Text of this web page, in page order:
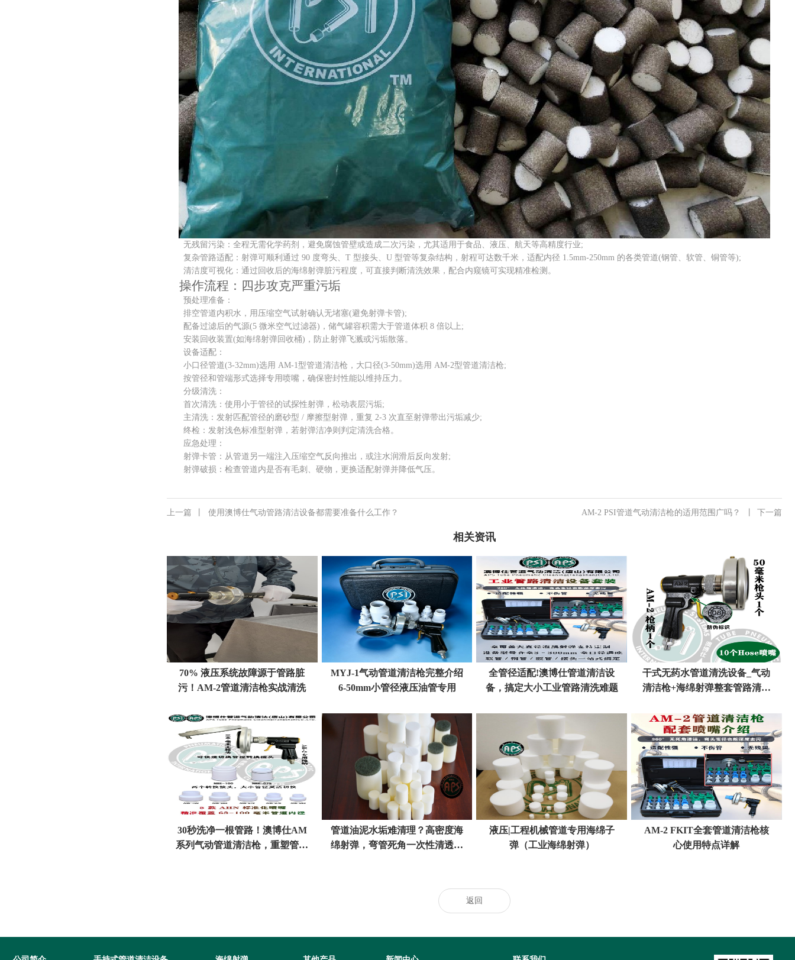
无残留污染：全程无需化学药剂，避免腐蚀管壁或造成二次污染，尤其适用于食品、液压、航天等高精度行业;
复杂管路适配：射弹可顺利通过 90 度弯头、T 型接头、U 型管等复杂结构，射程可达数千米，适配内径 1.5mm-250mm 的各类管道(钢管、软管、铜管等);
清洁度可视化：通过回收后的海绵射弹脏污程度，可直接判断清洗效果，配合内窥镜可实现精准检测。
操作流程：四步攻克严重污垢
预处理准备：
排空管道内积水，用压缩空气试射确认无堵塞(避免射弹卡管);
配备过滤后的气源(5 微米空气过滤器)，储气罐容积需大于管道体积 8 倍以上;
安装回收装置(如海绵射弹回收桶)，防止射弹飞溅或污垢散落。
设备适配：
小口径管道(3-32mm)选用 AM-1型管道清洁枪，大口径(3-50mm)选用 AM-2型管道清洁枪;
按管径和管端形式选择专用喷嘴，确保密封性能以维持压力。
分级清洗：
首次清洗：使用小于管径的试探性射弹，松动表层污垢;
主清洗：发射匹配管径的磨砂型 / 摩擦型射弹，重复 2-3 次直至射弹带出污垢减少;
终检：发射浅色标准型射弹，若射弹洁净则判定清洗合格。
应急处理：
射弹卡管：从管道另一端注入压缩空气反向推出，或注水润滑后反向发射;
射弹破损：检查管道内是否有毛刺、硬物，更换适配射弹并降低气压。
上一篇 使用澳博仕气动管路清洁设备都需要准备什么工作？ 下一篇
AM-2 PSI管道气动清洁枪的适用范围广吗？
相关资讯
70% 液压系统故障源于管路脏
污！AM‑2管道清洁枪实战清洗
MYJ-1气动管道清洁枪完整介绍
6-50mm小管径液压油管专用
全管径适配!澳博仕管道清洁设
备，搞定大小工业管路清洗难题
干式无药水管道清洗设备_气动
清洁枪+海绵射弹整套管路清洗
30秒洗净一根管路！澳博仕AM
系列气动管道清洁枪，重塑管路
管道油泥水垢难清理？高密度海
绵射弹，弯管死角一次性清透不
液压|工程机械管道专用海绵子
弹（工业海绵射弹）
AM-2 FKIT全套管道清洁枪核
心使用特点详解
返回